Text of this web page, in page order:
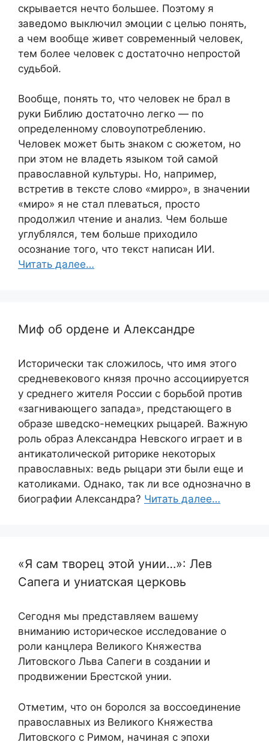
скрывается нечто большее. Поэтому я
заведомо выключил эмоции с целью понять,
а чем вообще живет современный человек,
тем более человек с достаточно непростой
судьбой.
Вообще, понять то, что человек не брал в
руки Библию достаточно легко — по
определенному словоупотреблению.
Человек может быть знаком с сюжетом, но
при этом не владеть языком той самой
православной культуры. Но, например,
встретив в тексте слово «мирро», в значении
«миро» я не стал плеваться, просто
продолжил чтение и анализ. Чем больше
углублялся, тем больше приходило
осознание того, что текст написан ИИ.
Читать далее…
Миф об ордене и Александре
Исторически так сложилось, что имя этого
средневекового князя прочно ассоциируется
у среднего жителя России с борьбой против
«загнивающего запада», предстающего в
образе шведско-немецких рыцарей. Важную
роль образ Александра Невского играет и в
антикатолической риторике некоторых
православных: ведь рыцари эти были еще и
католиками. Однако, так ли все однозначно в
биографии Александра? Читать далее…
«Я сам творец этой унии…»: Лев
Сапега и униатская церковь
Сегодня мы представляем вашему
вниманию историческое исследование о
роли канцлера Великого Княжества
Литовского Льва Сапеги в создании и
продвижении Брестской унии.
Отметим, что он боролся за воссоединение
православных из Великого Княжества
Литовского с Римом, начиная с эпохи